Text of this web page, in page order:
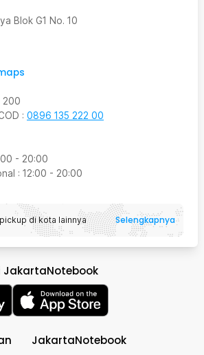
Blok G1 No. 10
200
: 0896 135 222 00
- 20:00
: 12:00 - 20:00
di kota lainnya Selengkapnya
JakartaNotebook
JakartaNotebook